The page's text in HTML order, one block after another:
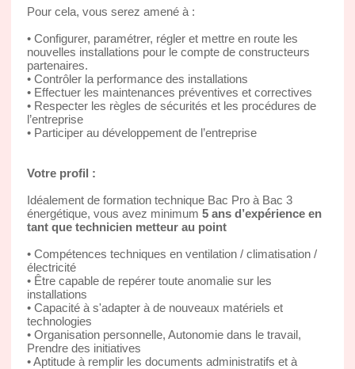
Pour cela, vous serez amené à :
• Configurer, paramétrer, régler et mettre en route les
nouvelles installations pour le compte de constructeurs
partenaires.
• Contrôler la performance des installations
• Effectuer les maintenances préventives et correctives
• Respecter les règles de sécurités et les procédures de
l’entreprise
• Participer au développement de l’entreprise
Votre profil :
Idéalement de formation technique Bac Pro à Bac 3
énergétique, vous avez minimum 5 ans d’expérience en
tant que technicien metteur au point
• Compétences techniques en ventilation / climatisation /
électricité
• Être capable de repérer toute anomalie sur les
installations
• Capacité à s'adapter à de nouveaux matériels et
technologies
• Organisation personnelle, Autonomie dans le travail,
Prendre des initiatives
• Aptitude à remplir les documents administratifs et à